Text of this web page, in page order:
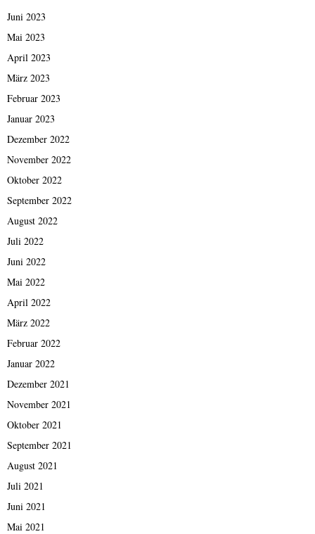
Juni 2023
Mai 2023
April 2023
März 2023
Februar 2023
Januar 2023
Dezember 2022
November 2022
Oktober 2022
September 2022
August 2022
Juli 2022
Juni 2022
Mai 2022
April 2022
März 2022
Februar 2022
Januar 2022
Dezember 2021
November 2021
Oktober 2021
September 2021
August 2021
Juli 2021
Juni 2021
Mai 2021